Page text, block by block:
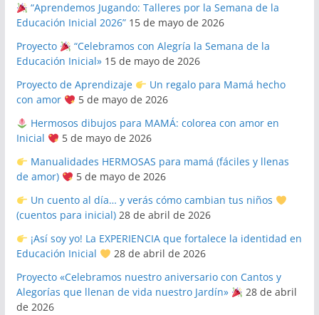
“Aprendemos Jugando: Talleres por la Semana de la
Educación Inicial 2026” 15 de mayo de 2026
Proyecto
“Celebramos con Alegría la Semana de la
Educación Inicial» 15 de mayo de 2026
Proyecto de Aprendizaje
Un regalo para Mamá hecho
con amor
5 de mayo de 2026
Hermosos dibujos para MAMÁ: colorea con amor en
Inicial
5 de mayo de 2026
Manualidades HERMOSAS para mamá (fáciles y llenas
de amor)
5 de mayo de 2026
Un cuento al día… y verás cómo cambian tus niños
(cuentos para inicial) 28 de abril de 2026
¡Así soy yo! La EXPERIENCIA que fortalece la identidad en
Educación Inicial
28 de abril de 2026
Proyecto «Celebramos nuestro aniversario con Cantos y
Alegorías que llenan de vida nuestro Jardín»
28 de abril
de 2026